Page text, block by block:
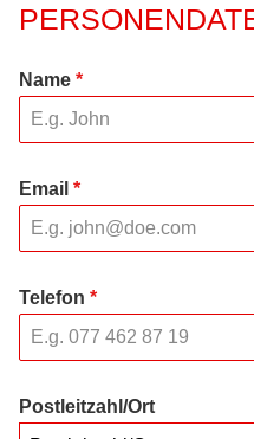
Name *
Email *
Telefon *
Postleitzahl/Ort